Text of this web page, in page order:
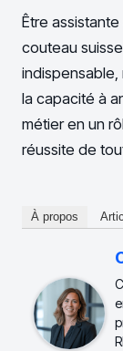
Être
couteau
indispensable,
la capacité à
métier en un
réussite de
À propos